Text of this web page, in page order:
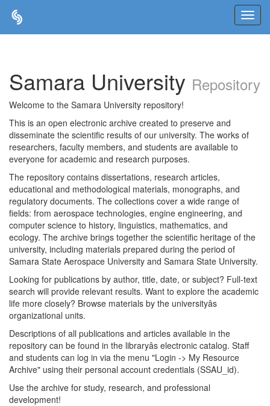
Samara University Repository
Welcome to the Samara University repository!
This is an open electronic archive created to preserve and
disseminate the scientific results of our university. The works of
researchers, faculty members, and students are available to
everyone for academic and research purposes.
The repository contains dissertations, research articles,
educational and methodological materials, monographs, and
regulatory documents. The collections cover a wide range of
fields: from aerospace technologies, engine engineering, and
computer science to history, linguistics, mathematics, and
ecology. The archive brings together the scientific heritage of the
university, including materials prepared during the period of
Samara State Aerospace University and Samara State University.
Looking for publications by author, title, date, or subject? Full-text
search will provide relevant results. Want to explore the academic
life more closely? Browse materials by the universityâs
organizational units.
Descriptions of all publications and articles available in the
repository can be found in the libraryâs electronic catalog. Staff
and students can log in via the menu "Login -> My Resource
Archive" using their personal account credentials (SSAU_id).
Use the archive for study, research, and professional
development!